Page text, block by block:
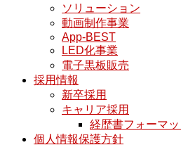
ソリューション
動画制作事業
App-BEST
LED化事業
電子黒板販売
採用情報
新卒採用
キャリア採用
経歴書フォーマッ
個人情報保護方針